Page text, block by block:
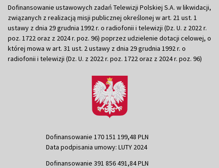
Dofinansowanie ustawowych zadań Telewizji Polskiej S.A. w likwidacji,
związanych z realizacją misji publicznej określonej w art. 21 ust. 1
ustawy z dnia 29 grudnia 1992 r. o radiofonii i telewizji (Dz. U. z 2022 r.
poz. 1722 oraz z 2024 r. poz. 96) poprzez udzielenie dotacji celowej, o
której mowa w art. 31 ust. 2 ustawy z dnia 29 grudnia 1992 r. o
radiofonii i telewizji (Dz. U. z 2022 r. poz. 1722 oraz z 2024 r. poz. 96)
Dofinansowanie 170 151 199,48 PLN
Data podpisania umowy: LUTY 2024
Dofinansowanie 391 856 491,84 PLN